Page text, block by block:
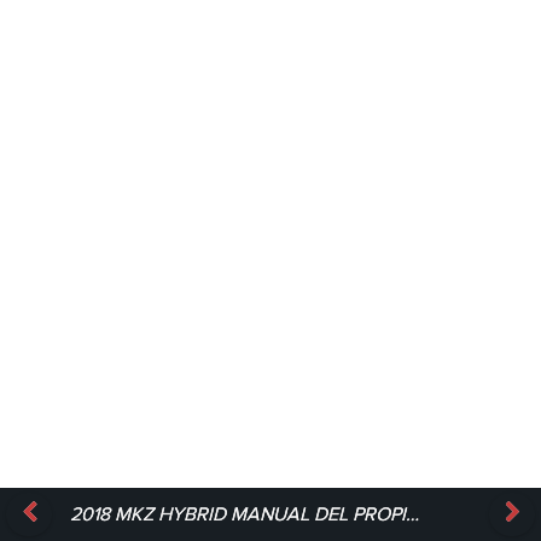
2018 MKZ HYBRID MANUAL DEL PROPIETARIO